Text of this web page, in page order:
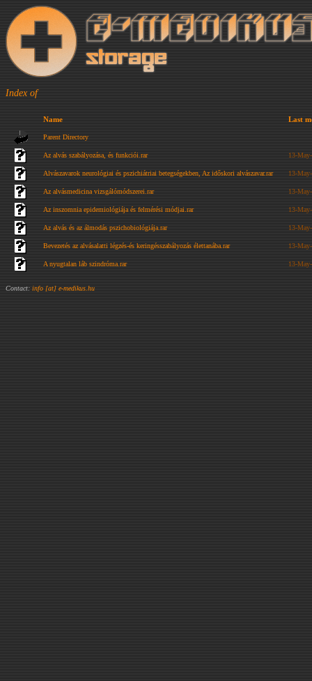
Index of
Name Last
Parent Directory
Az alvás szabályozása, és funkciói.rar 13-
Alvászavarok neurológiai és pszichiátriai betegségekben, Az időskori alvászavar.rar 13-
Az alvásmedicina vizsgálómódszerei.rar 13-
Az inszomnia epidemiológiája és felmérési módjai.rar 13-
Az alvás és az álmodás pszichobiológiája.rar 13-
Bevezetés az alvásalatti légzés-és keringésszabályozás élettanába.rar 13-
A nyugtalan láb szindróma.rar 13-
Contact: info [at] e-medikus.hu